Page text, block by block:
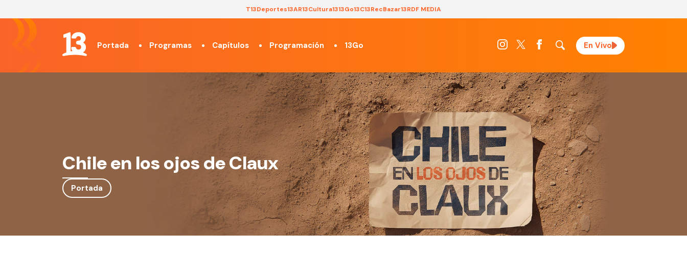
T13Deportes13AR13Cultura1313Go13C13RecBazar13RDF MEDIA
Portada Programas Capítulos Programación 13Go En Vivo
Chile en los ojos de Claux
Portada